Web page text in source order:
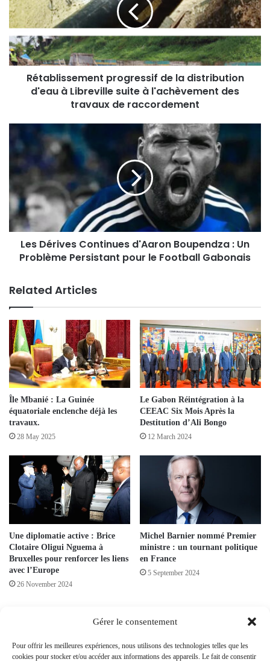
Gérer le consentement
Pour offrir les meilleures expériences, nous utilisons des technologies telles que les
cookies pour stocker et/ou accéder aux informations des appareils. Le fait de consentir
Rétablissement progressif de la distribution
d'eau à Libreville suite à l'achèvement des
travaux de raccordement
Les Dérives Continues d'Aaron Boupendza : Un
Problème Persistant pour le Football Gabonais
Related Articles
Île Mbanié : La Guinée
équatoriale enclenche déjà les
travaux.
28 May 2025
Le Gabon Réintégration à la
CEEAC Six Mois Après la
Destitution d’Ali Bongo
12 March 2024
Une diplomatie active : Brice
Clotaire Oligui Nguema à
Bruxelles pour renforcer les liens
avec l’Europe
26 November 2024
Michel Barnier nommé Premier
ministre : un tournant politique
en France
5 September 2024
Your email address will not be published. Required fields are marked*